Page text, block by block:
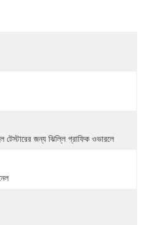
টেস্টারের জন্য ঝিল্লি গ্রাফিক ওভারলে